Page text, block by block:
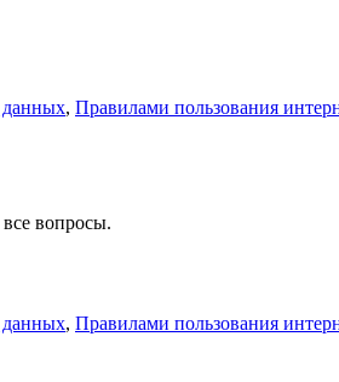
данных, Правилами пользования
вопросы.
данных, Правилами пользования